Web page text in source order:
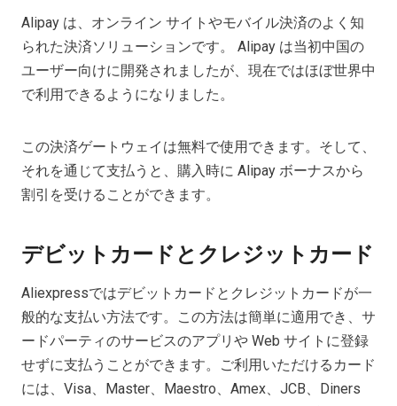
Alipay は、オンライン サイトやモバイル決済のよく知
られた決済ソリューションです。 Alipay は当初中国の
ユーザー向けに開発されましたが、現在ではほぼ世界中
で利用できるようになりました。
この決済ゲートウェイは無料で使用できます。そして、
それを通じて支払うと、購入時に Alipay ボーナスから
割引を受けることができます。
デビットカードとクレジットカード
Aliexpressではデビットカードとクレジットカードが一
般的な支払い方法です。この方法は簡単に適用でき、サ
ードパーティのサービスのアプリや Web サイトに登録
せずに支払うことができます。ご利用いただけるカード
には、Visa、Master、Maestro、Amex、JCB、Diners